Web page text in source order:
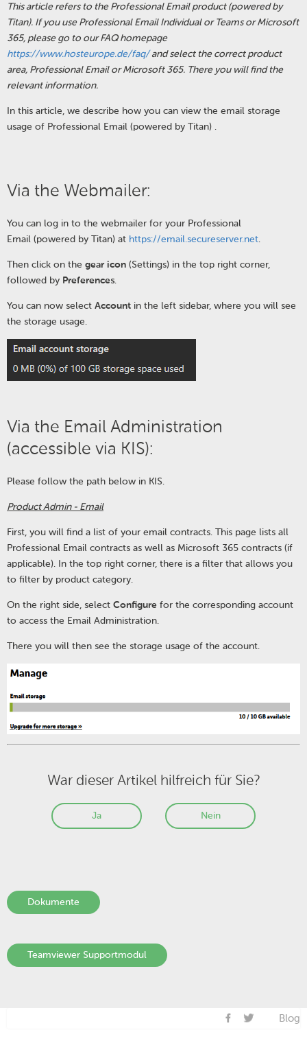
This article refers to the Professional Email product (powered by
Titan). If you use Professional Email Individual or Teams or Microsoft
365, please go to our FAQ homepage
https://www.hosteurope.de/faq/and select the correct product
area, Professional Email or Microsoft 365. There you will find the
relevant information.
In this article, we describe how you can view the email storage
usage of Professional Email (powered by Titan) .
Via the Webmailer:
You can log in to the webmailer for your Professional
Email (powered by Titan) at https://email.secureserver.net.
Then click on the gear icon (Settings) in the top right corner,
followed by Preferences.
You can now select Account in the left sidebar, where you will see
the storage usage.
Via the Email Administration
(accessible via KIS):
Please follow the path below in KIS.
Product Admin - Email
First, you will find a list of your email contracts. This page lists all
Professional Email contracts as well as Microsoft 365 contracts (if
applicable). In the top right corner, there is a filter that allows you
to filter by product category.
On the right side, select Configure for the corresponding account
to access the Email Administration.
There you will then see the storage usage of the account.
War dieser Artikel hilfreich für Sie?
Ja Nein
Dokumente
Teamviewer Supportmodul
Blog